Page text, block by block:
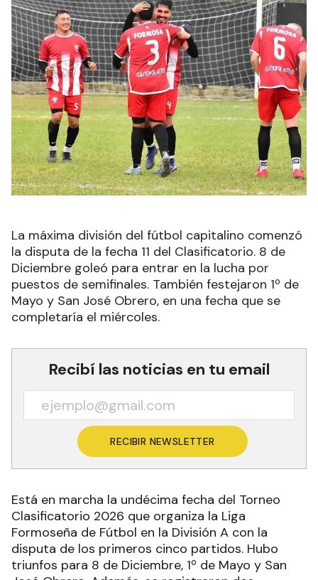
La máxima división del fútbol capitalino comenzó
la disputa de la fecha 11 del Clasificatorio. 8 de
Diciembre goleó para entrar en la lucha por
puestos de semifinales. También festejaron 1º de
Mayo y San José Obrero, en una fecha que se
completaría el miércoles.
Recibí las noticias en tu email
RECIBIR NEWSLETTER
Está en marcha la undécima fecha del Torneo
Clasificatorio 2026 que organiza la Liga
Formoseña de Fútbol en la División A con la
disputa de los primeros cinco partidos. Hubo
triunfos para 8 de Diciembre, 1º de Mayo y San